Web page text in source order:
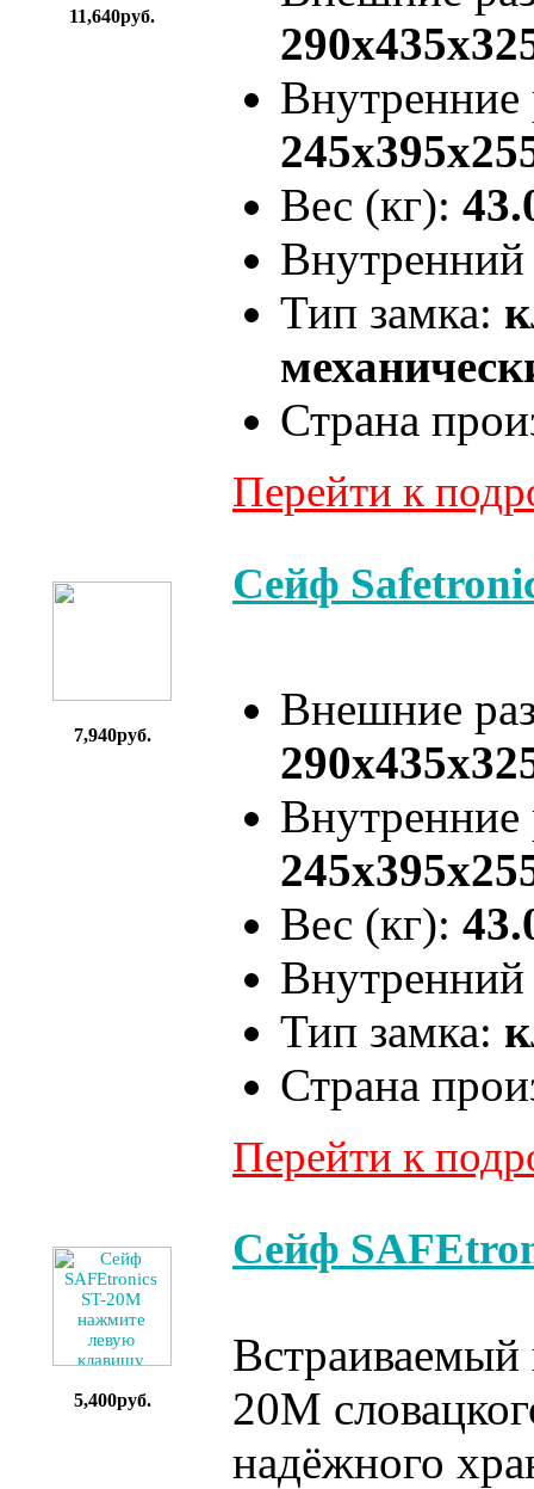
11,640руб.
Вес (кг):
Тип замка:
Страна
Перейти к
7,940руб.
Сейф
Внешние
Вес (кг):
Тип замка:
Страна
Перейти к
5,400руб.
Сейф
Встраиваемый
20M
надёжного